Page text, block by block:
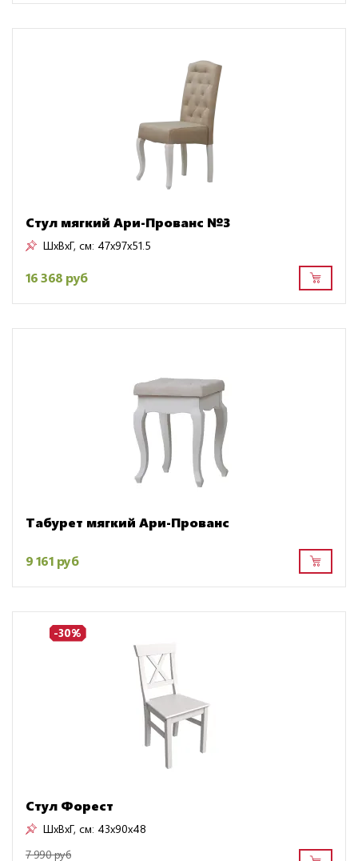
Стул мягкий Ари-Прованс №3
ШxВxГ, см: 47x97x51.5
16 368 руб
Табурет мягкий Ари-Прованс
9 161 руб
-30%
Стул Форест
ШxВxГ, см: 43x90x48
7 990 руб